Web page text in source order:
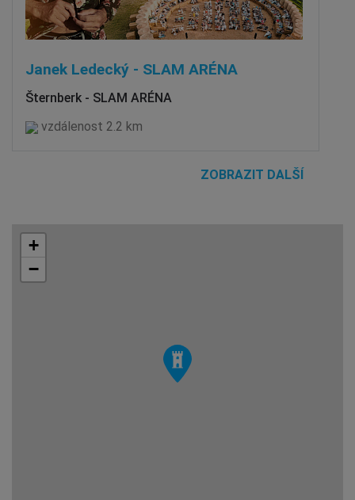
Janek Ledecký - SLAM ARÉNA
Šternberk - SLAM ARÉNA
vzdálenost 2.2 km
ZOBRAZIT DALŠÍ
+
−